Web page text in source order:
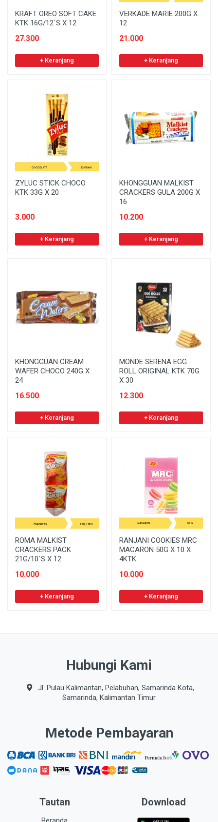
KRAFT OREO SOFT CAKE
KTK 16G/12`S X 12
27.300
+ Keranjang
VERKADE MARIE 200G X
12
21.000
+ Keranjang
ZYLUC STICK CHOCO
KTK 33G X 20
3.000
+ Keranjang
KHONGGUAN MALKIST
CRACKERS GULA 200G X
16
10.200
+ Keranjang
KHONGGUAN CREAM
WAFER CHOCO 240G X
24
16.500
+ Keranjang
MONDE SERENA EGG
ROLL ORIGINAL KTK 70G
X 30
12.300
+ Keranjang
ROMA MALKIST
CRACKERS PACK
21G/10`S X 12
10.000
+ Keranjang
RANJANI COOKIES MRC
MACARON 50G X 10 X
4KTK
10.000
+ Keranjang
Hubungi Kami
Jl. Pulau Kalimantan, Pelabuhan, Samarinda Kota,
Samarinda, Kalimantan Timur
Metode Pembayaran
Tautan Download